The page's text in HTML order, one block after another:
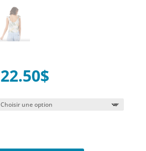
Le
initial
22.50$Le
actuel